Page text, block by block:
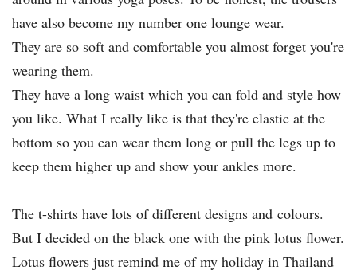
have also become my number one lounge wear.
They are so soft and comfortable you almost forget you're
wearing them.
They have a long waist which you can fold and style how
you like. What I really like is that they're elastic at the
bottom so you can wear them long or pull the legs up to
keep them higher up and show your ankles more.
The t-shirts have lots of different designs and colours.
But I decided on the black one with the pink lotus flower.
Lotus flowers just remind me of my holiday in Thailand